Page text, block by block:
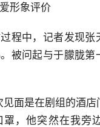
形象评价
程中，记者发现张
被问起与于朦胧第
见面是在剧组的酒
罩，他突然在我旁